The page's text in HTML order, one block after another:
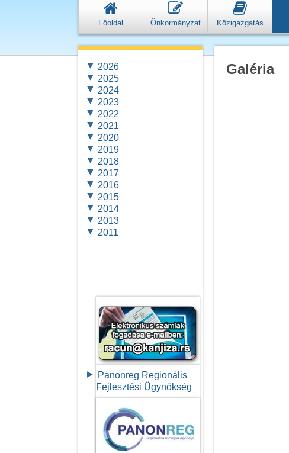
Főoldal Önkormányzat Közigazgatás
2026
2025
2024
2023
2022
2021
2020
2019
2018
2017
2016
2015
2014
2013
2011
Panonreg Regionális
Fejlesztési Ügynökség
Galéria